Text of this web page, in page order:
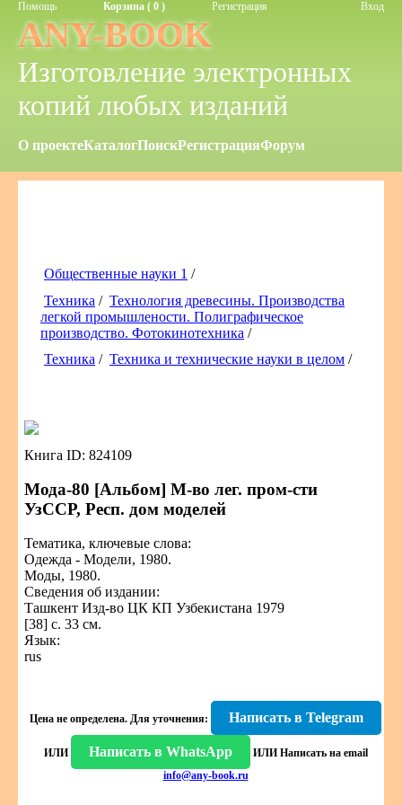
Помощь Корзина ( 0 ) Регистрация Вход
ANY-BOOK
Изготовление электронных
копий любых изданий
О проектеКаталогПоискРегистрацияФорум
Общественные науки 1 /
Техника / Технология древесины. Производства
легкой промышлености. Полиграфическое
производство. Фотокинотехника /
Техника / Техника и технические науки в целом /
Книга ID: 824109
Мода-80 [Альбом] М-во лег. пром-сти
УзССР, Респ. дом моделей
Тематика, ключевые слова:
Одежда - Модели, 1980.
Моды, 1980.
Сведения об издании:
Ташкент Изд-во ЦК КП Узбекистана 1979
[38] с. 33 см.
Язык:
rus
Цена не определена. Для уточнения: Написать в Telegram
ИЛИ Написать в WhatsApp ИЛИ Написать на email
info@any-book.ru